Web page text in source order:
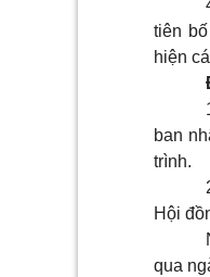
tiên
hiện
ban
trình.
Hội
qua